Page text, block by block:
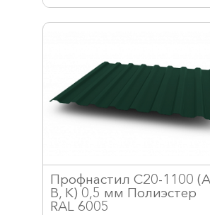
Профнастил С20-1100
В, К) 0,5 мм Полиэстер
RAL 6005